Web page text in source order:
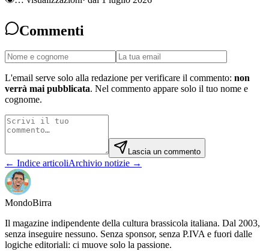
Commenti
L'email serve solo alla redazione per verificare il commento: non
verrà mai pubblicata. Nel commento appare solo il tuo nome e
cognome.
Lascia un commento
← Indice articoliArchivio notizie →
MondoBirra
Il magazine indipendente della cultura brassicola italiana. Dal 2003,
senza inseguire nessuno. Senza sponsor, senza P.IVA e fuori dalle
logiche editoriali: ci muove solo la passione.